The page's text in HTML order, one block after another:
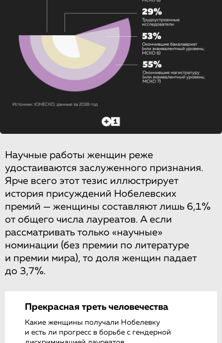
Научные работы женщин реже
удостаиваются заслуженного признания.
Ярче всего этот тезис иллюстрирует
история присуждений Нобелевских
премий — женщины составляют лишь 6,1%
от общего числа лауреатов. А если
рассматривать только «научные»
номинации (без премии по литературе
и премии мира), то доля женщин падает
до 3,7%.
Прекрасная треть человечества
Какие женщины получали Нобелевку
и есть ли прогресс в борьбе с гендерной